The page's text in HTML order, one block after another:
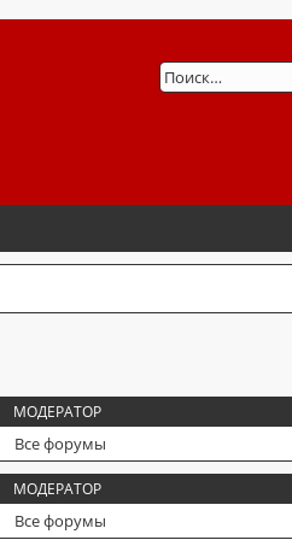
МОДЕРАТОР
Все форумы
МОДЕРАТОР
Все форумы